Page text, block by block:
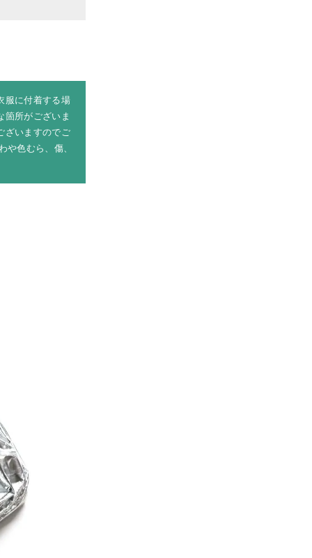
服に付着する場
箇所がございま
ざいますのでご
や色むら、傷、